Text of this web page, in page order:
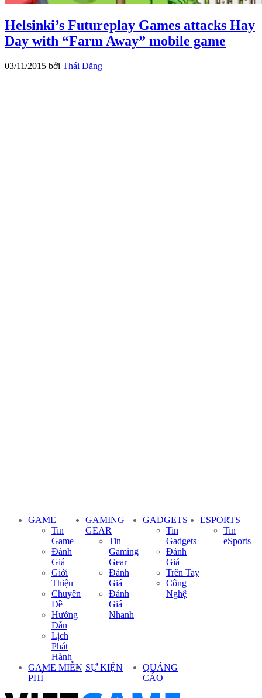
Helsinki’s Futureplay Games attacks Hay
Day with “Farm Away” mobile game
03/11/2015 bởi Thái Đăng
GAME
Tin
Game
Đánh
Giá
Giới
Thiệu
Chuyên
Đề
Hướng
Dẫn
Lịch
Phát
Hành
GAMING
GEAR
Tin
Gaming
Gear
Đánh
Giá
Đánh
Giá
Nhanh
GADGETS
Tin
Gadgets
Đánh
Giá
Trên Tay
Công
Nghệ
ESPORTS
Tin
eSports
GAME MIỄN
PHÍ
SỰ KIỆN
QUẢNG
CÁO